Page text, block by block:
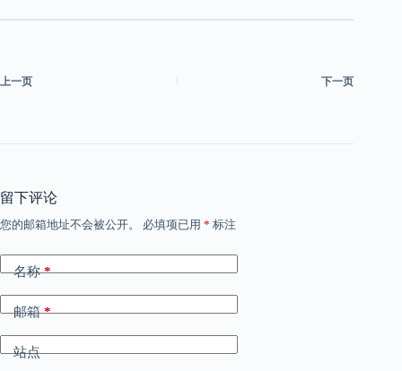
上一页 下一页
留下评论
您的邮箱地址不会被公开。 必填项已用 * 标注
名称*
邮箱*
站点